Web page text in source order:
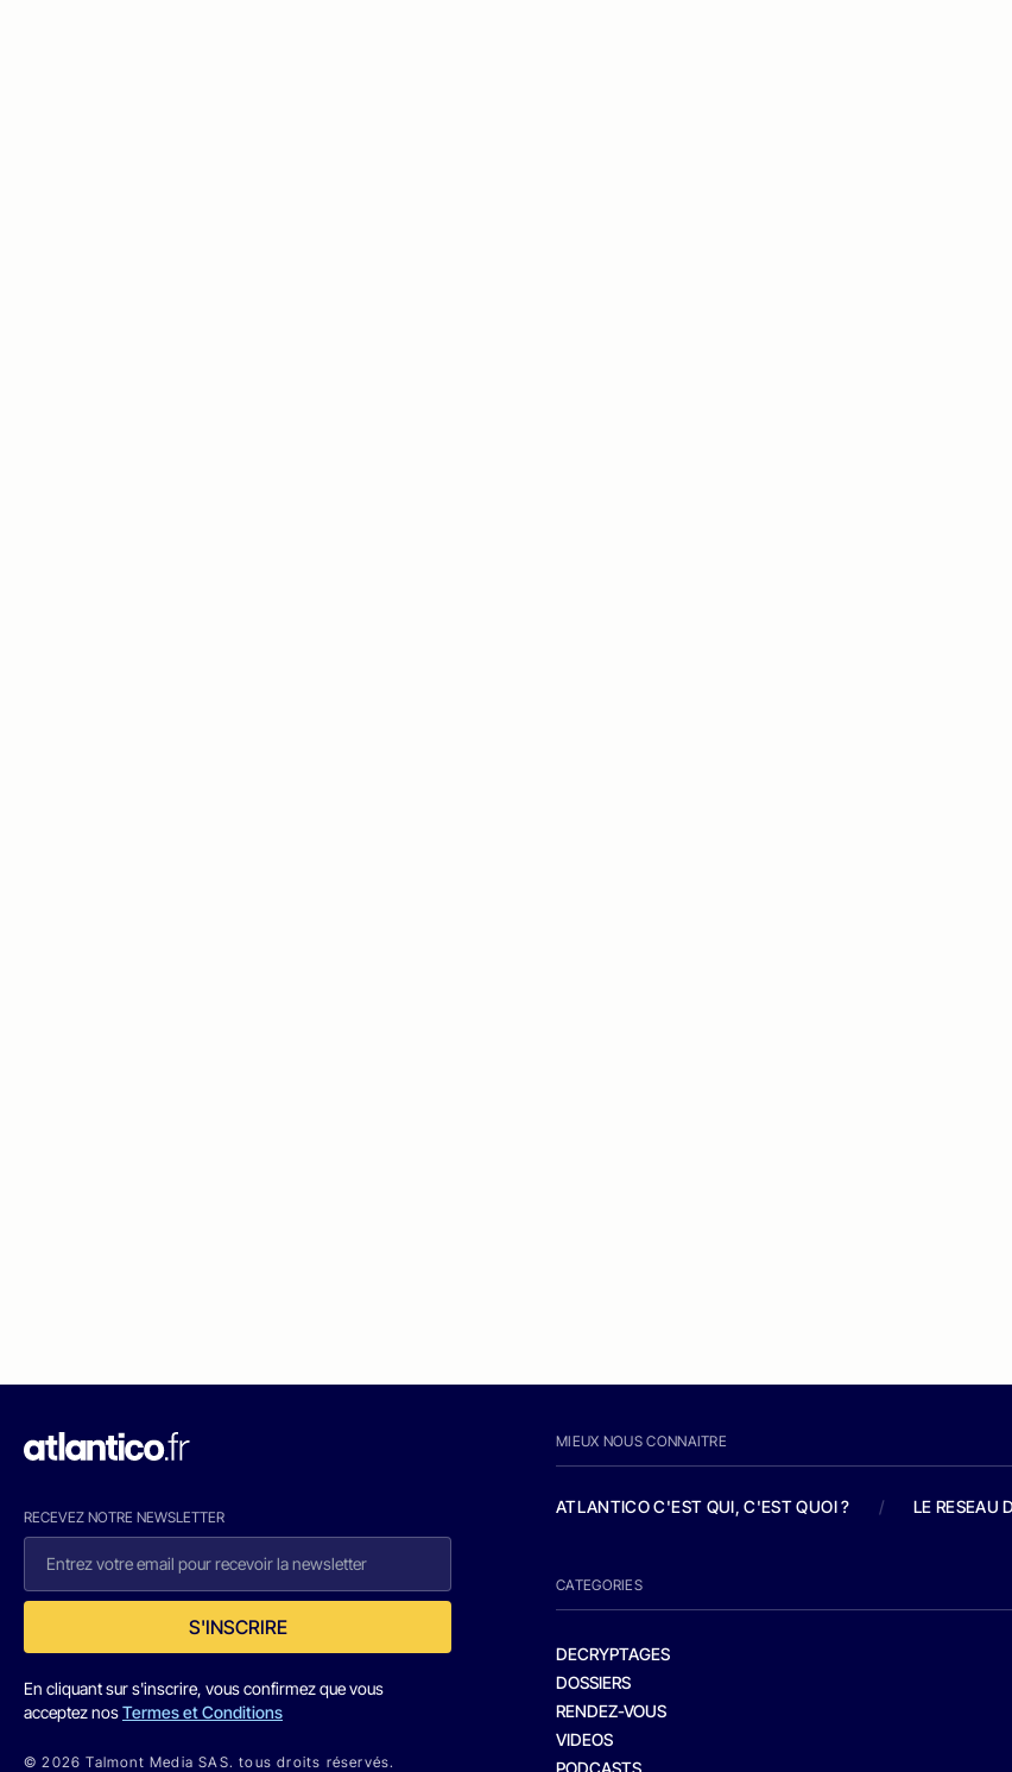
RECEVEZ NOTRE NEWSLETTER
S'INSCRIRE
En cliquant sur s'inscrire, vous confirmez que vous
acceptez nosTermes et Conditions
© 2026 Talmont Media SAS. tous droits réservés.
MIEUX NOUS CONNAITRE
ATLANTICO C'EST QUI, C'EST QUOI ? / LE RESEAU
CATEGORIES
DECRYPTAGES
DOSSIERS
RENDEZ-VOUS
VIDEOS
PODCASTS